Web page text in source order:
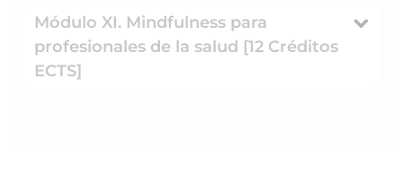
Módulo XI. Mindfulness para
profesionales de la salud [12 Créditos
ECTS]